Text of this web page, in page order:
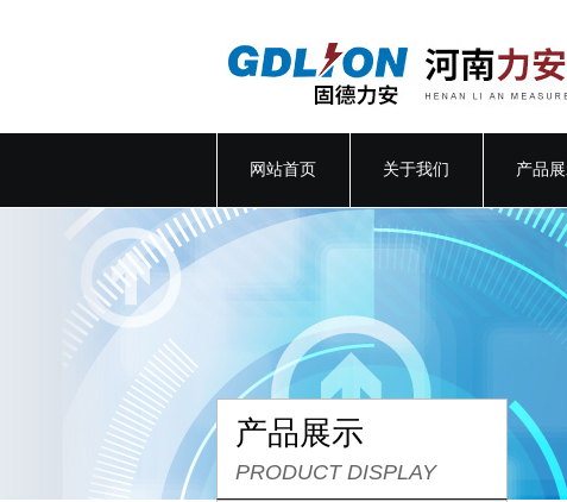
网站首页 关于我们 产品
产品展示
PRODUCT DISPLAY